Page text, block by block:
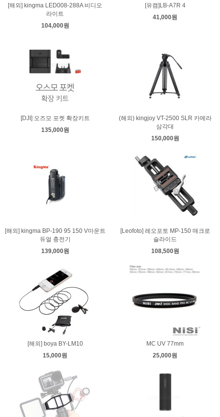
[해외] kingma LED008-288A 비디오
라이트
104,000원
[유캠]LB-A7R 4
41,000원
[DJI] 오즈모 포켓 확장키트
135,000원
(해외) kingjoy VT-2500 SLR 카메라
삼각대
150,000원
[해외] kingma BP-190 95 150 V마운트
듀얼 충전기
139,000원
[Leofoto] 레오포토 MP-150 매크로
슬라이드
108,500원
[해외] boya BY-LM10
15,000원
MC UV 77mm
25,000원